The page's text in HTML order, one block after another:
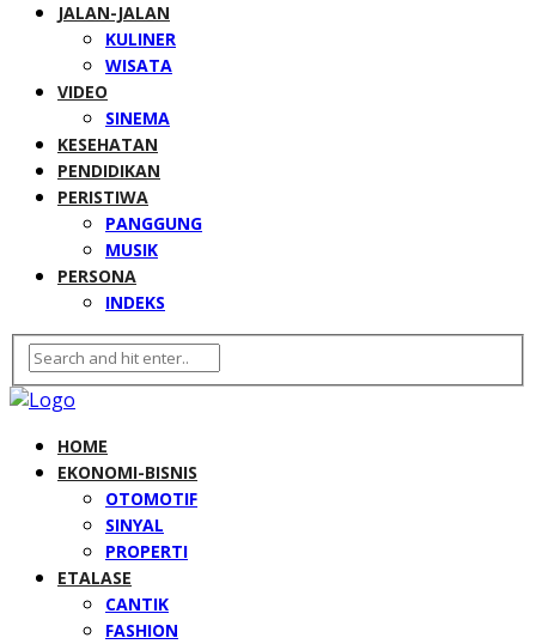
JALAN-JALAN
KULINER
WISATA
VIDEO
SINEMA
KESEHATAN
PENDIDIKAN
PERISTIWA
PANGGUNG
MUSIK
PERSONA
INDEKS
HOME
EKONOMI-BISNIS
OTOMOTIF
SINYAL
PROPERTI
ETALASE
CANTIK
FASHION